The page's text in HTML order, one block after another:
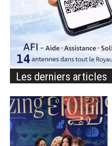
Les derniers articles